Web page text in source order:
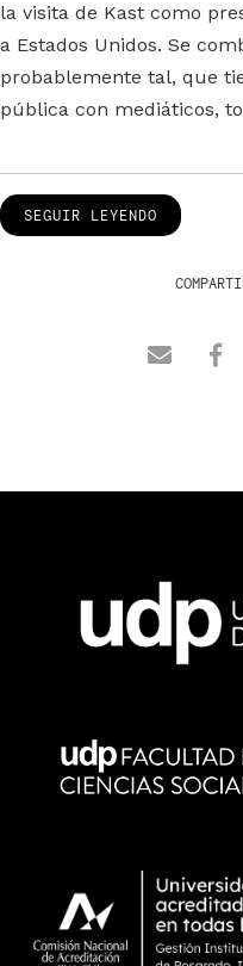
la visita de Kast como
a Estados Unidos. Se
probablemente tal, que
pública con mediáticos,
SEGUIR LEYENDO